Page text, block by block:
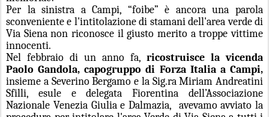
Per la sinistra a Campi, “foibe” è ancora una parola
sconveniente e l'intitolazione di stamani dell'area verde di
Via Siena non riconosce il giusto merito a troppe vittime
innocenti.
Nel febbraio di un anno fa, ricostruisce la vicenda
Paolo Gandola, capogruppo di Forza Italia a Campi,
insieme a Severino Bergamo e la Sig.ra Miriam Andreatini
Sfilli, esule e delegata Fiorentina dell’Associazione
Nazionale Venezia Giulia e Dalmazia,
avevamo avviato la